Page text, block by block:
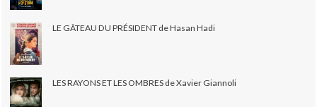
LE GÂTEAU DU PRÉSIDENT de Hasan Hadi
LES RAYONS ET LES OMBRES de Xavier Giannoli